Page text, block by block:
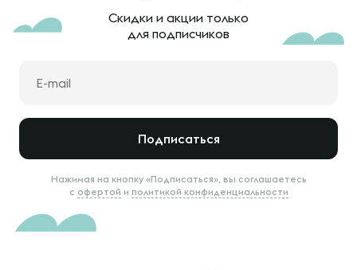
Скидки и акции только
для подписчиков
Подписаться
Нажимая на кнопку «Подписаться», вы соглашаетесь
с офертой и политикой конфиденциальности